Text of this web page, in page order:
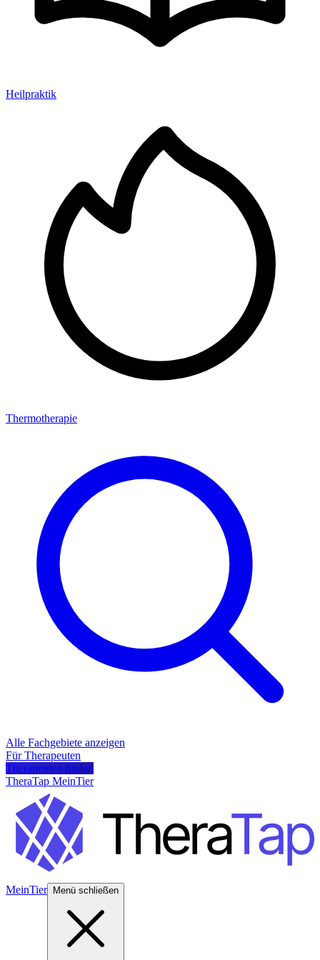
Heilpraktik
Thermotherapie
Alle Fachgebiete anzeigen
Für Therapeuten
Therapeuten finden
TheraTap MeinTier
MeinTier Menü schließen